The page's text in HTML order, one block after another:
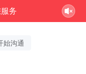
务
始沟通